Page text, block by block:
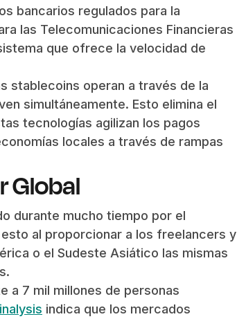
bancarios regulados para la
las Telecomunicaciones Financieras
que ofrece la velocidad de
stablecoins operan a través de la
simultáneamente. Esto elimina el
tecnologías agilizan los pagos
locales a través de rampas
Global
durante mucho tiempo por el
al proporcionar a los freelancers y
o el Sudeste Asiático las mismas
a 7 mil millones de personas
indica que los mercados